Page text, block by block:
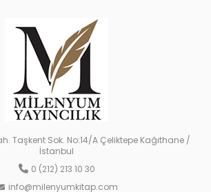
Taşkent Sok. No:14/A Çeliktepe Kağıthane /
İstanbul
0 (212) 213 10 30
info@milenyumkitap.com